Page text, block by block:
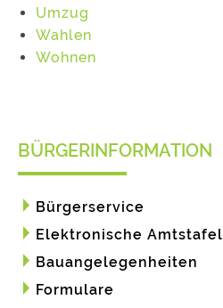
Umzug
Wahlen
Wohnen
BÜRGERINFORMATION
Bürgerservice
Elektronische Amtstafel
Bauangelegenheiten
Formulare